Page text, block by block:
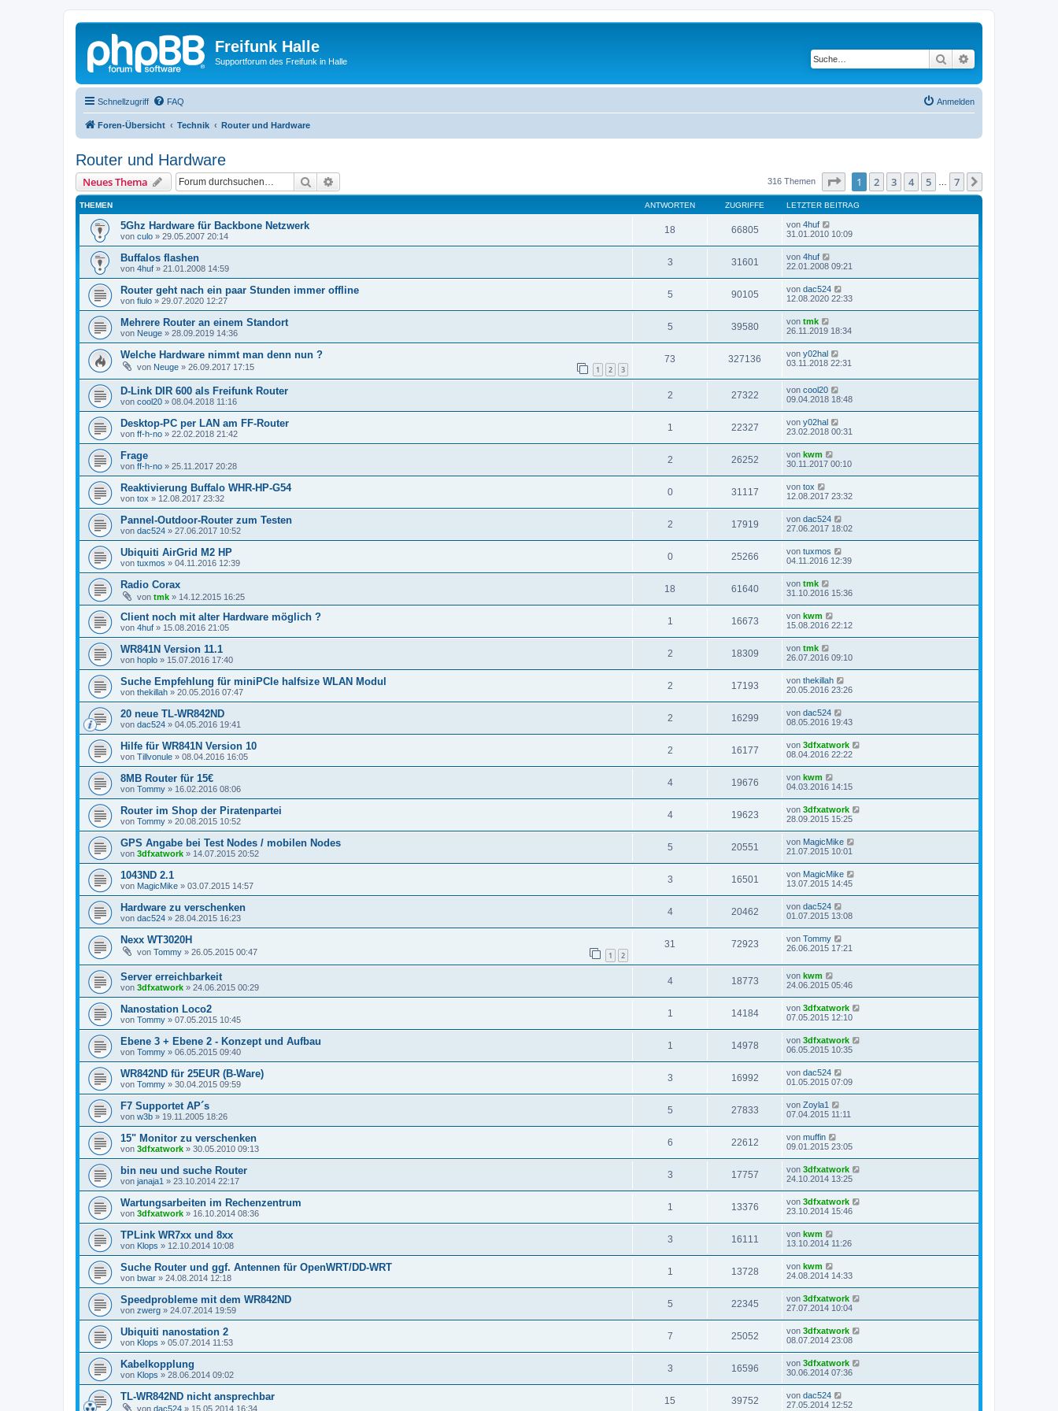
Freifunk Halle
Supportforum des Freifunk in Halle Suche
Schnellzugriff FAQ Anmelden
Foren-Übersicht Technik Router und Hardware
Router und Hardware
Neues Thema Suche 316 Themen Seite von7
1 2 3 4 5 7
THEMEN ANTWORTEN ZUGRIFFE LETZTER BEITRAG
5Ghz Hardware für Backbone Netzwerk
von culo » 29.05.2007 20:14
18 66805 von 4huf
31.01.2010 10:09
Buffalos flashen
von 4huf » 21.01.2008 14:59
3 31601 von 4huf
22.01.2008 09:21
Router geht nach ein paar Stunden immer offline
von fiulo » 29.07.2020 12:27
5 90105 von dac524
12.08.2020 22:33
Mehrere Router an einem Standort
von Neuge » 28.09.2019 14:36
5 39580 von tmk
26.11.2019 18:34
Welche Hardware nimmt man denn nun ?
von Neuge » 26.09.2017 17:15 1 2 3
73 327136 von y02hal
03.11.2018 22:31
D-Link DIR 600 als Freifunk Router
von cool20 » 08.04.2018 11:16
2 27322 von cool20
09.04.2018 18:48
Desktop-PC per LAN am FF-Router
von ff-h-no » 22.02.2018 21:42
1 22327 von y02hal
23.02.2018 00:31
Frage
von ff-h-no » 25.11.2017 20:28
2 26252 von kwm
30.11.2017 00:10
Reaktivierung Buffalo WHR-HP-G54
von tox » 12.08.2017 23:32
0 31117 von tox
12.08.2017 23:32
Pannel-Outdoor-Router zum Testen
von dac524 » 27.06.2017 10:52
2 17919 von dac524
27.06.2017 18:02
Ubiquiti AirGrid M2 HP
von tuxmos » 04.11.2016 12:39
0 25266 von tuxmos
04.11.2016 12:39
Radio Corax
von tmk » 14.12.2015 16:25
18 61640 von tmk
31.10.2016 15:36
Client noch mit alter Hardware möglich ?
von 4huf » 15.08.2016 21:05
1 16673 von kwm
15.08.2016 22:12
WR841N Version 11.1
von hoplo » 15.07.2016 17:40
2 18309 von tmk
26.07.2016 09:10
Suche Empfehlung für miniPCIe halfsize WLAN Modul
von thekillah » 20.05.2016 07:47
2 17193 von thekillah
20.05.2016 23:26
20 neue TL-WR842ND
von dac524 » 04.05.2016 19:41
2 16299 von dac524
08.05.2016 19:43
Hilfe für WR841N Version 10
von Tillvonule » 08.04.2016 16:05
2 16177 von 3dfxatwork
08.04.2016 22:22
8MB Router für 15€
von Tommy » 16.02.2016 08:06
4 19676 von kwm
04.03.2016 14:15
Router im Shop der Piratenpartei
von Tommy » 20.08.2015 10:52
4 19623 von 3dfxatwork
28.09.2015 15:25
GPS Angabe bei Test Nodes / mobilen Nodes
von 3dfxatwork » 14.07.2015 20:52
5 20551 von MagicMike
21.07.2015 10:01
1043ND 2.1
von MagicMike » 03.07.2015 14:57
3 16501 von MagicMike
13.07.2015 14:45
Hardware zu verschenken
von dac524 » 28.04.2015 16:23
4 20462 von dac524
01.07.2015 13:08
Nexx WT3020H
von Tommy » 26.05.2015 00:47 1 2
31 72923 von Tommy
26.06.2015 17:21
Server erreichbarkeit
von 3dfxatwork » 24.06.2015 00:29
4 18773 von kwm
24.06.2015 05:46
Nanostation Loco2
von Tommy » 07.05.2015 10:45
1 14184 von 3dfxatwork
07.05.2015 12:10
Ebene 3 + Ebene 2 - Konzept und Aufbau
von Tommy » 06.05.2015 09:40
1 14978 von 3dfxatwork
06.05.2015 10:35
WR842ND für 25EUR (B-Ware)
von Tommy » 30.04.2015 09:59
3 16992 von dac524
01.05.2015 07:09
F7 Supportet AP´s
von w3b » 19.11.2005 18:26
5 27833 von Zoyla1
07.04.2015 11:11
15" Monitor zu verschenken
von 3dfxatwork » 30.05.2010 09:13
6 22612 von muffin
09.01.2015 23:05
bin neu und suche Router
von janaja1 » 23.10.2014 22:17
3 17757 von 3dfxatwork
24.10.2014 13:25
Wartungsarbeiten im Rechenzentrum
von 3dfxatwork » 16.10.2014 08:36
1 13376 von 3dfxatwork
23.10.2014 15:46
TPLink WR7xx und 8xx
von Klops » 12.10.2014 10:08
3 16111 von kwm
13.10.2014 11:26
Suche Router und ggf. Antennen für OpenWRT/DD-WRT
von bwar » 24.08.2014 12:18
1 13728 von kwm
24.08.2014 14:33
Speedprobleme mit dem WR842ND
von zwerg » 24.07.2014 19:59
5 22345 von 3dfxatwork
27.07.2014 10:04
Ubiquiti nanostation 2
von Klops » 05.07.2014 11:53
7 25052 von 3dfxatwork
08.07.2014 23:08
Kabelkopplung
von Klops » 28.06.2014 09:02
3 16596 von 3dfxatwork
30.06.2014 07:36
TL-WR842ND nicht ansprechbar
von dac524 » 15.05.2014 16:34
15 39752 von dac524
27.05.2014 12:52